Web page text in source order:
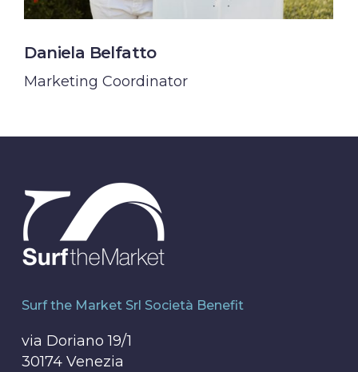
Daniela Belfatto
Marketing Coordinator
Surf the Market Srl Società Benefit
via Doriano 19/1
30174 Venezia